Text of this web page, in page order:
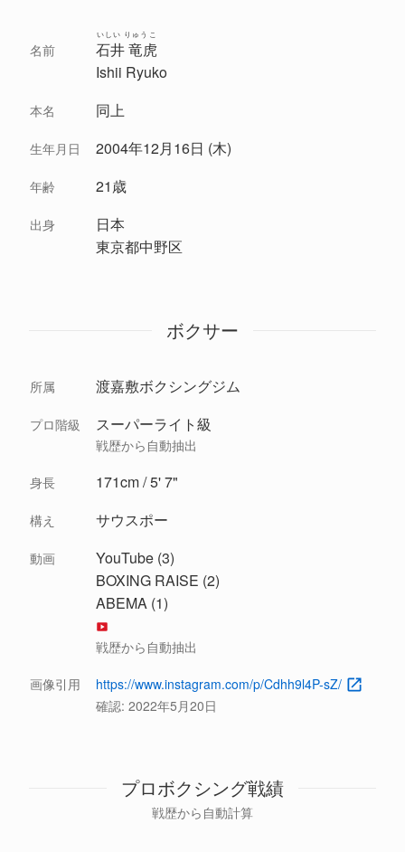
名前 石井 竜虎
いしい りゅうこ
Ishii Ryuko
本名 同上
生年月日 2004年12月16日 (木)
年齢 21歳
出身
日本
東京都中野区
ボクサー
所属 渡嘉敷ボクシングジム
プロ階級 スーパーライト級
戦歴から自動抽出
身長 171cm / 5' 7"
構え サウスポー
動画
YouTube (3)
BOXING RAISE (2)
ABEMA (1)
戦歴から自動抽出
画像引用
https://www.instagram.com/p/Cdhh9l4P-sZ/
確認: 2022年5月20日
プロボクシング戦績
戦歴から自動計算